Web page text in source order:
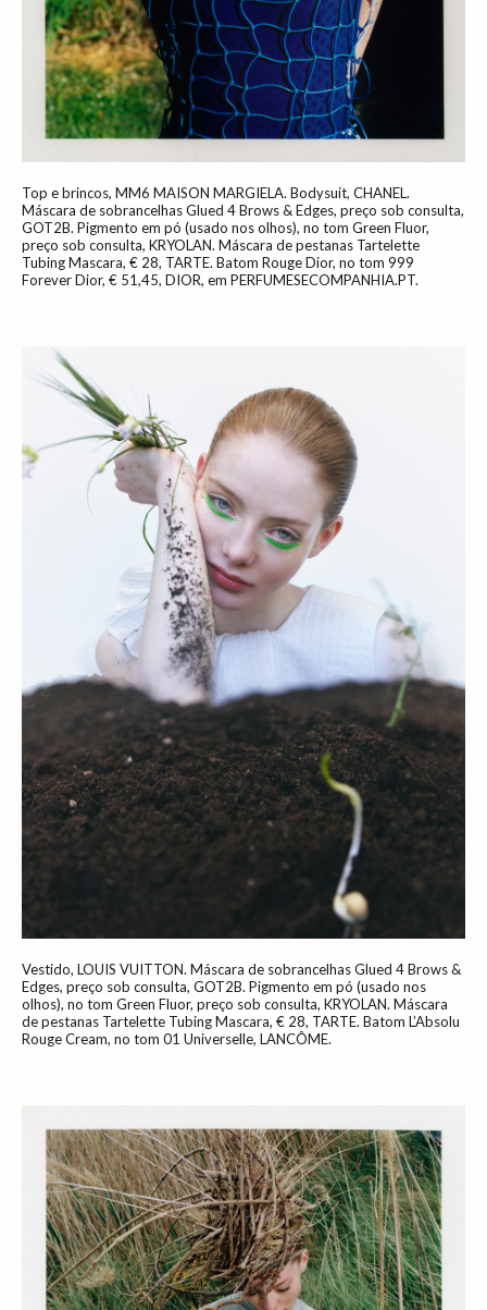
Top e brincos, MM6 MAISON MARGIELA. Bodysuit, CHANEL.
Máscara de sobrancelhas Glued 4 Brows & Edges, preço sob consulta,
GOT2B. Pigmento em pó (usado nos olhos), no tom Green Fluor,
preço sob consulta, KRYOLAN. Máscara de pestanas Tartelette
Tubing Mascara, € 28, TARTE. Batom Rouge Dior, no tom 999
Forever Dior, € 51,45, DIOR, em PERFUMESECOMPANHIA.PT.
Vestido, LOUIS VUITTON. Máscara de sobrancelhas Glued 4 Brows &
Edges, preço sob consulta, GOT2B. Pigmento em pó (usado nos
olhos), no tom Green Fluor, preço sob consulta, KRYOLAN. Máscara
de pestanas Tartelette Tubing Mascara, € 28, TARTE. Batom L’Absolu
Rouge Cream, no tom 01 Universelle, LANCÔME.